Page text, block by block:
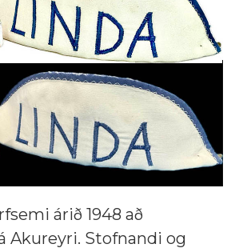
árið 1948 að
Akureyri. Stofnandi og